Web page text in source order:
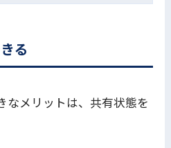
る
なメリットは、共有状態を